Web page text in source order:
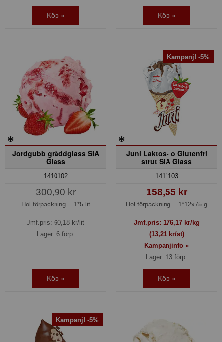
Köp » Köp »
Jordgubb gräddglass SIA
Glass
1410102
300,90 kr
Hel förpackning = 1*5 lit
Jmf.pris: 60,18 kr/lit
Lager: 6 förp.
Köp »
Kampanj! -5%
Juni Laktos- o Glutenfri
strut SIA Glass
1411103
158,55 kr
Hel förpackning = 1*12x75 g
Jmf.pris: 176,17kr/kg
(13,21 kr/st)
Kampanjinfo »
Lager: 13 förp.
Köp »
Kampanj! -5%